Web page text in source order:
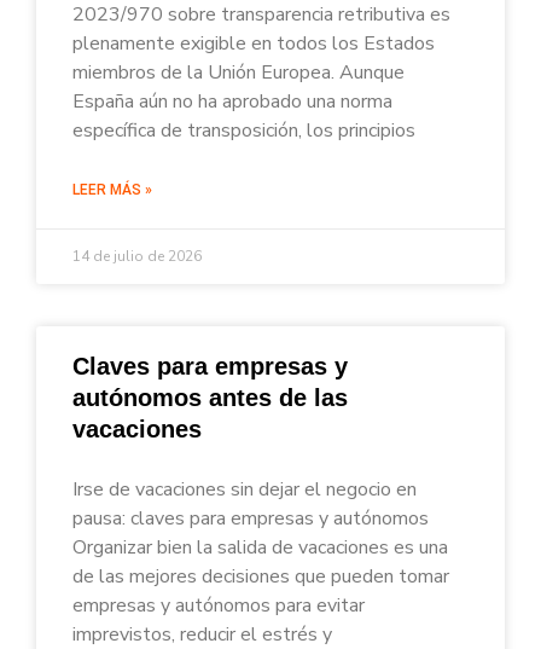
2023/970 sobre transparencia retributiva es
plenamente exigible en todos los Estados
miembros de la Unión Europea. Aunque
España aún no ha aprobado una norma
específica de transposición, los principios
LEER MÁS »
14 de julio de 2026
Claves para empresas y
autónomos antes de las
vacaciones
Irse de vacaciones sin dejar el negocio en
pausa: claves para empresas y autónomos
Organizar bien la salida de vacaciones es una
de las mejores decisiones que pueden tomar
empresas y autónomos para evitar
imprevistos, reducir el estrés y